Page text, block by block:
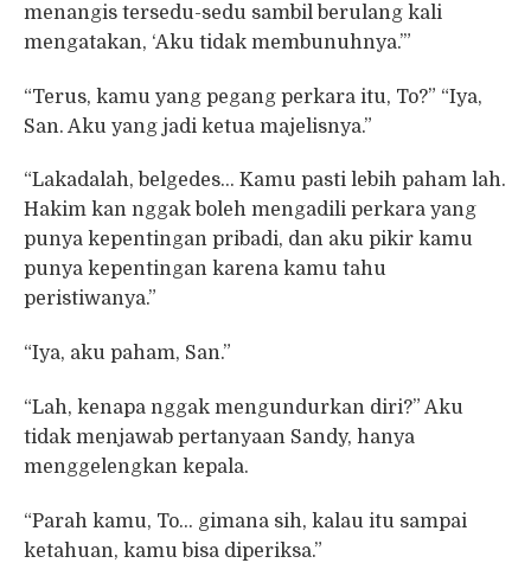
menangis tersedu-sedu sambil berulang kali
mengatakan, ‘Aku tidak membunuhnya.’”
“Terus, kamu yang pegang perkara itu, To?” “Iya,
San. Aku yang jadi ketua majelisnya.”
“Lakadalah, belgedes… Kamu pasti lebih paham lah.
Hakim kan nggak boleh mengadili perkara yang
punya kepentingan pribadi, dan aku pikir kamu
punya kepentingan karena kamu tahu
peristiwanya.”
“Iya, aku paham, San.”
“Lah, kenapa nggak mengundurkan diri?” Aku
tidak menjawab pertanyaan Sandy, hanya
menggelengkan kepala.
“Parah kamu, To… gimana sih, kalau itu sampai
ketahuan, kamu bisa diperiksa.”